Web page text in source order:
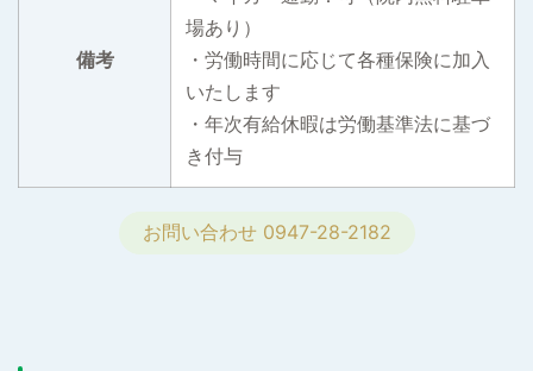
備考
場あり）
・労働時間に応じて各種保険に加入
いたします
・年次有給休暇は労働基準法に基づ
き付与
お問い合わせ 0947-28-2182